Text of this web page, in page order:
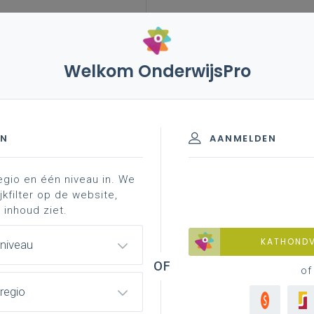
er nog een ander interessant
De aanleiding? Het antwoord van “de
(en over belendende thema’s). Recente interessante
. Ook
Welkom OnderwijsPro
AANMELDEN
of
en één niveau in. We
op de website,
ziet.